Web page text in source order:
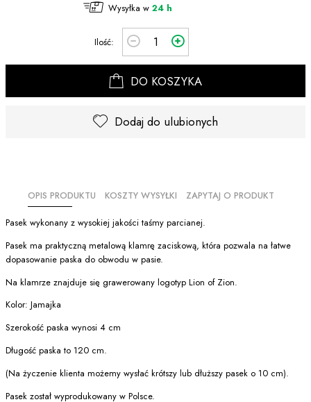
Wysyłka w 24 h
Ilość:
DO KOSZYKA
Dodaj do ulubionych
OPIS PRODUKTU KOSZTY WYSYŁKI ZAPYTAJ O PRODUKT
Pasek wykonany z wysokiej jakości taśmy parcianej.
Pasek ma praktyczną metalową klamrę zaciskową, która pozwala na łatwe
dopasowanie paska do obwodu w pasie.
Na klamrze znajduje się grawerowany logotyp Lion of Zion.
Kolor: Jamajka
Szerokość paska wynosi 4 cm
Długość paska to 120 cm.
(Na życzenie klienta możemy wysłać krótszy lub dłuższy pasek o 10 cm).
Pasek został wyprodukowany w Polsce.